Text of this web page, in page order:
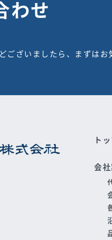
わせ
ございましたら、まずはお
ト
会